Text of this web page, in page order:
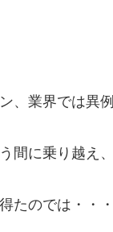
、業界では異
間に乗り越え、
たのでは・・